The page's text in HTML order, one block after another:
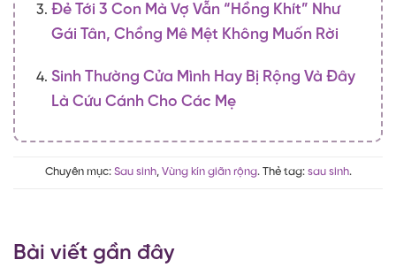
Đẻ Tới 3 Con Mà Vợ Vẫn “hồng Khít” Như
Gái Tân, Chồng Mê Mệt Không Muốn Rời
Sinh Thường Cửa Mình Hay Bị Rộng Và Đây
Là Cứu Cánh Cho Các Mẹ
Chuyên mục: Sau sinh, Vùng kín giãn rộng. Thẻ tag: sau sinh.
Bài viết gần đây